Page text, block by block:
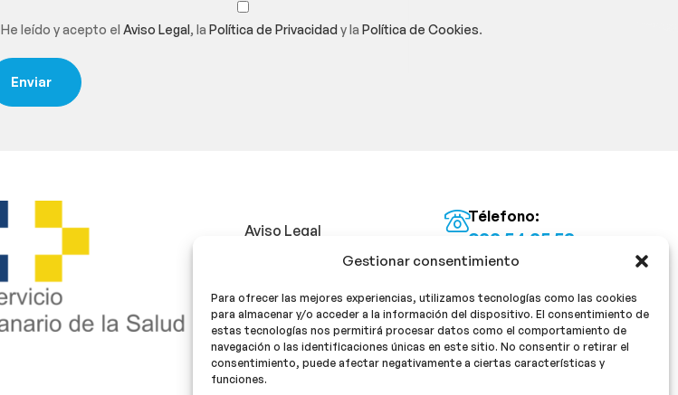
Gestionar consentimiento
Para ofrecer las mejores experiencias, utilizamos tecnologías como las cookies
para almacenar y/o acceder a la información del dispositivo. El consentimiento de
estas tecnologías nos permitirá procesar datos como el comportamiento de
navegación o las identificaciones únicas en este sitio. No consentir o retirar el
consentimiento, puede afectar negativamente a ciertas características y
funciones.
He leído y acepto elAviso Legal, laPolítica de Privacidady laPolítica de Cookies.
Aviso Legal
Política de Privacidad
Política de cookies
Télefono:
922 54 25 53
Email:
¡Síguenos!